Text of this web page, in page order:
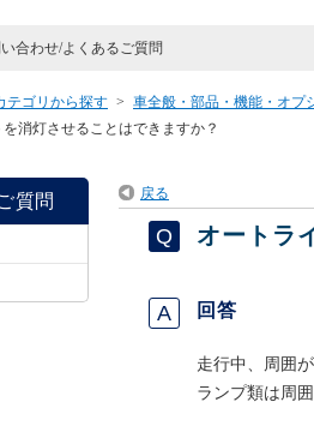
テゴリから探す > 車全般・部品・機能・オプ
消灯させることはできますか？
質問 戻る
オートラ
回答
走行中、周囲
ランプ類は周